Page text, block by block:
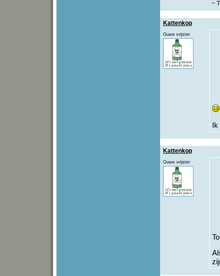
~
Kattenkop
Ouwe vrijster
Kattenkop
Ouwe vrijster